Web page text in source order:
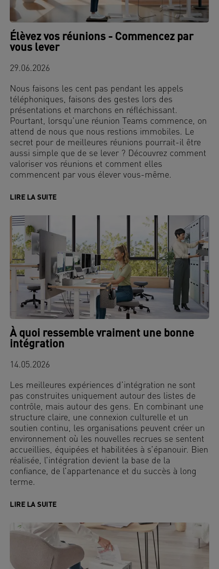
Élèvez vos réunions - Commencez par
vous lever
29.06.2026
Nous faisons les cent pas pendant les appels
téléphoniques, faisons des gestes lors des
présentations et marchons en réfléchissant.
Pourtant, lorsqu’une réunion Teams commence, on
attend de nous que nous restions immobiles. Le
secret pour de meilleures réunions pourrait-il être
aussi simple que de se lever ? Découvrez comment
valoriser vos réunions et comment elles
commencent par vous élever vous-même.
LIRE LA SUITE
À quoi ressemble vraiment une bonne
intégration
14.05.2026
Les meilleures expériences d’intégration ne sont
pas construites uniquement autour des listes de
contrôle, mais autour des gens. En combinant une
structure claire, une connexion culturelle et un
soutien continu, les organisations peuvent créer un
environnement où les nouvelles recrues se sentent
accueillies, équipées et habilitées à s’épanouir. Bien
réalisée, l’intégration devient la base de la
confiance, de l’appartenance et du succès à long
terme.
LIRE LA SUITE